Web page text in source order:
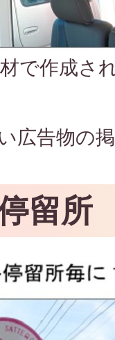
で作成さ
広告物の
留所